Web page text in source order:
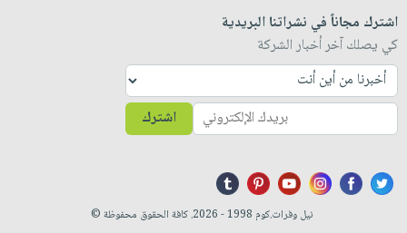
اشترك مجاناً في نشراتنا البريدية
كي يصلك آخر أخبار الشركة
اشترك
نيل وفرات.كوم 1998 - 2026. كافة الحقوق محفوظة ©